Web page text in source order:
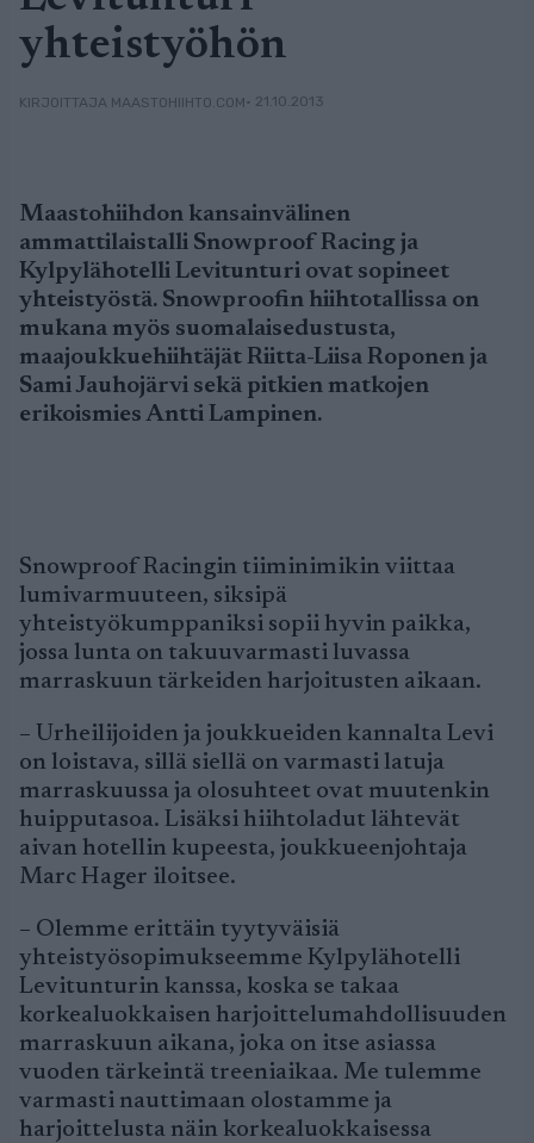
yhteistyöhön
KIRJOITTAJA MAASTOHIIHTO.COM• 21.10.2013
Maastohiihdon kansainvälinen
ammattilaistalli Snowproof Racing ja
Kylpylähotelli Levitunturi ovat sopineet
yhteistyöstä. Snowproofin hiihtotallissa on
mukana myös suomalaisedustusta,
maajoukkuehiihtäjät Riitta-Liisa Roponen ja
Sami Jauhojärvi sekä pitkien matkojen
erikoismies Antti Lampinen.
Snowproof Racingin tiiminimikin viittaa
lumivarmuuteen, siksipä
yhteistyökumppaniksi sopii hyvin paikka,
jossa lunta on takuuvarmasti luvassa
marraskuun tärkeiden harjoitusten aikaan.
– Urheilijoiden ja joukkueiden kannalta Levi
on loistava, sillä siellä on varmasti latuja
marraskuussa ja olosuhteet ovat muutenkin
huipputasoa. Lisäksi hiihtoladut lähtevät
aivan hotellin kupeesta, joukkueenjohtaja
Marc Hager iloitsee.
– Olemme erittäin tyytyväisiä
yhteistyösopimukseemme Kylpylähotelli
Levitunturin kanssa, koska se takaa
korkealuokkaisen harjoittelumahdollisuuden
marraskuun aikana, joka on itse asiassa
vuoden tärkeintä treeniaikaa. Me tulemme
varmasti nauttimaan olostamme ja
harjoittelusta näin korkealuokkaisessa